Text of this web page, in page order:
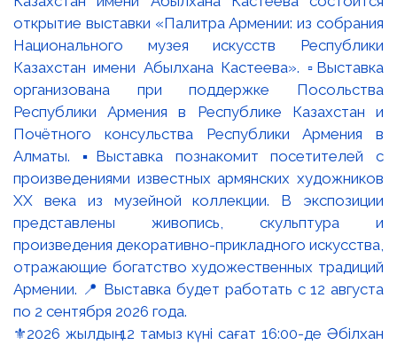
⚜️2026 жылдың 12 тамыз күні сағат 16:00-де Әбілхан